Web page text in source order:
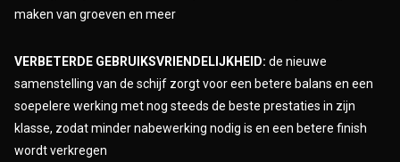
maken van groeven en meer
VERBETERDE GEBRUIKSVRIENDELIJKHEID: de nieuwe
samenstelling van de schijf zorgt voor een betere balans en een
soepelere werking met nog steeds de beste prestaties in zijn
klasse, zodat minder nabewerking nodig is en een betere finish
wordt verkregen